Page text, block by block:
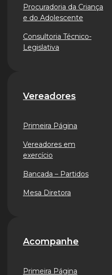
Procuradoria da Criança
e do Adolescente
Consultoria Técnico-
Legislativa
Vereadores
Primeira Página
Vereadores em
exercício
Bancada – Partidos
Mesa Diretora
Acompanhe
Primeira Página